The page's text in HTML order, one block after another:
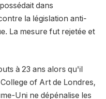
dans
la législation anti-
La mesure fut rejetée et
à 23 ans alors qu'il
of Art de Londres,
Uni ne dépénalise les